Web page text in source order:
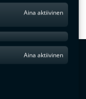
Aina aktiivinen
Aina aktiivinen